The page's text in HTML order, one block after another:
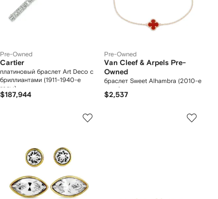
Pre-Owned
Cartier
платиновый браслет Art Deco с
бриллиантами (1911-1940-е
годы)
$187,944
Pre-Owned
Van Cleef & Arpels Pre-
Owned
браслет Sweet Alhambra (2010-е
годы)
$2,537